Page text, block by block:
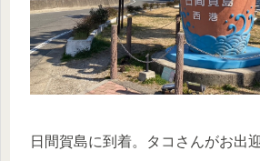
日間賀島に到着。タコさんがお出